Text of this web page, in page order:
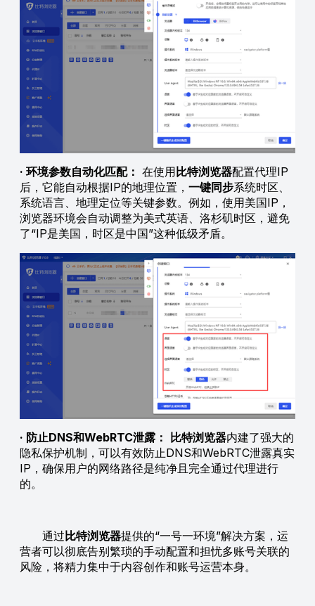
· 环境参数自动化匹配： 在使用 比特浏览器配置代理IP
后，它能自动根据IP的地理位置， 一键同步系统时区、
系统语言、地理定位等关键参数。例如，使用美国IP，
浏览器环境会自动调整为美式英语、洛杉矶时区，避免
了“IP是美国，时区是中国”这种低级矛盾。
· 防止DNS和WebRTC泄露： 比特浏览器内建了强大的
隐私保护机制，可以有效防止DNS和WebRTC泄露真实
IP，确保用户的网络路径是纯净且完全通过代理进行
的。
通过 比特浏览器提供的“一号一环境”解决方案，运
营者可以彻底告别繁琐的手动配置和担忧多账号关联的
风险，将精力集中于内容创作和账号运营本身。